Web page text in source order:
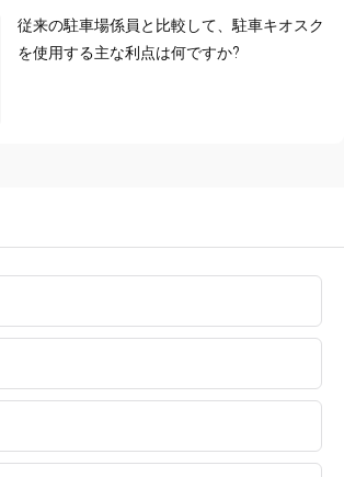
従来の駐車場係員と比較して、駐車キオスク
を使用する主な利点は何ですか?